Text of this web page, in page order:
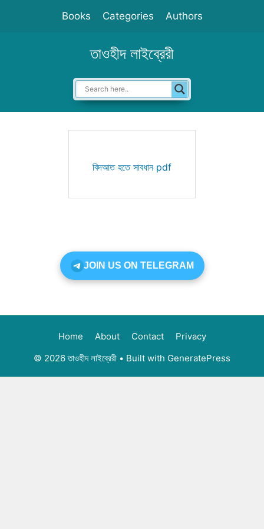
Books Categories Authors
তাওহীদ লাইব্রেরী
বিদআত হতে সাবধান pdf
JOIN US ON TELEGRAM
Home About Contact
Privacy
© 2026 তাওহীদ লাইব্রেরী • Built with GeneratePress